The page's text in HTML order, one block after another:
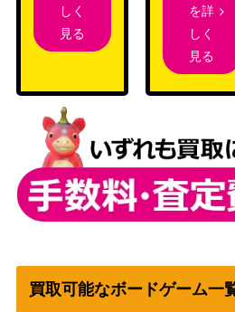
しく
見る
を詳
しく
見る
買取可能なボードゲーム一